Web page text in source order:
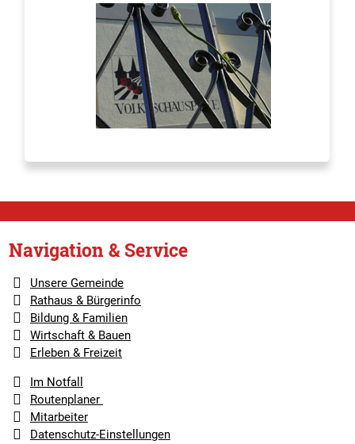
Navigation & Service
Unsere Gemeinde
Rathaus & Bürgerinfo
Bildung & Familien
Wirtschaft & Bauen
Erleben & Freizeit
Im Notfall
Routenplaner
Mitarbeiter
Datenschutz-Einstellungen